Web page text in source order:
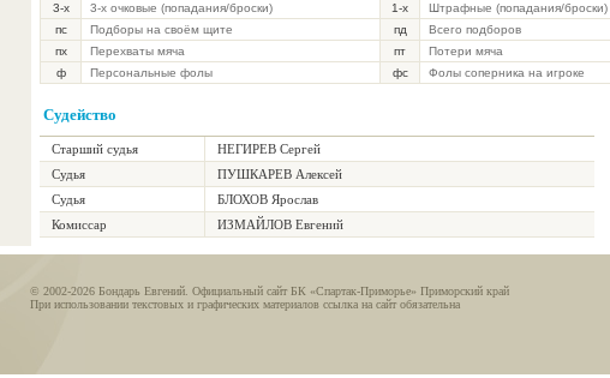
3-х
3-х очковые (попадания/броски) 1-х Штрафные (попадания/броски)
пс
Подборы на своём щите пд Всего подборов
пх
Перехваты мяча пт Потери мяча
ф
Персональные фолы фс Фолы соперника на игроке
Судейство
Старший судья
НЕГИРЕВ Сергей
Судья
ПУШКАРЕВ Алексей
Судья
БЛОХОВ Ярослав
Комиссар
ИЗМАЙЛОВ Евгений
© 2002-2026 Бондарь Евгений. Официальный сайт БК «Спартак-Приморье» Приморский край
При использовании текстовых и графических материалов ссылка на сайт обязательна